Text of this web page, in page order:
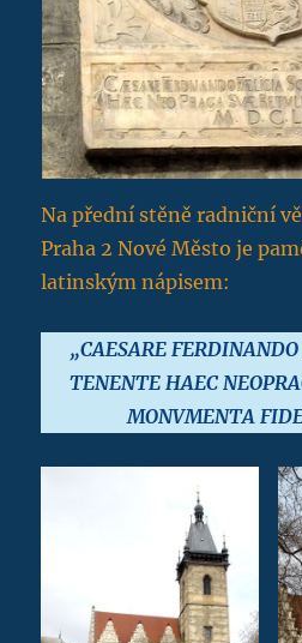
Na přední stěně radniční
Praha 2 Nové Město je
latinským nápisem:
„CAESARE
TENENTE HAEC
MONVMENTA